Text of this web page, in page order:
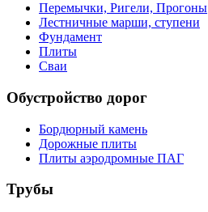
Перемычки, Ригели, Прогоны
Лестничные марши, ступени
Фундамент
Плиты
Сваи
Обустройство дорог
Бордюрный камень
Дорожные плиты
Плиты аэродромные ПАГ
Трубы